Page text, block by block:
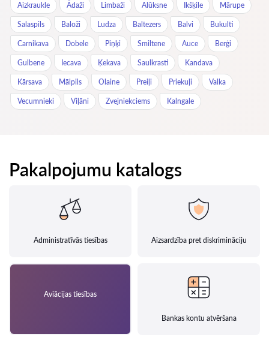
Aizkraukle Ādaži Limbaži Alūksne Ikšķile Mārupe
Salaspils Baloži Ludza Baltezers Balvi Bukulti
Carnikava Dobele Piņķi Smiltene Auce Berģi
Gulbene Iecava Ķekava Saulkrasti Kandava
Kārsava Mālpils Olaine Preiļi Priekuļi Valka
Vecumnieki Viļāni Zvejniekciems Kalngale
Pakalpojumu katalogs
Administratīvās tiesības Aizsardzība pret diskrimināciju
Aviācijas tiesības
Bankas kontu atvēršana